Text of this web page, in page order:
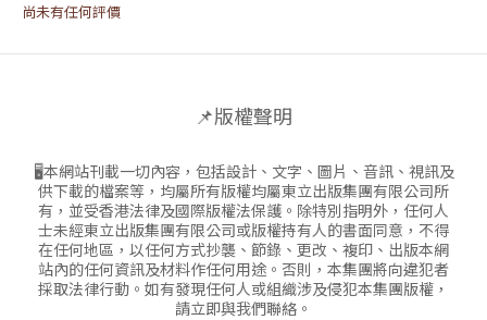
尚未有任何評價
📌版權聲明
🖥本網站刊載一切內容，包括設計、文字、圖片、音訊、視訊及
供下載的檔案等，均屬所有版權均屬東立出版集團有限公司所
有，並受香港法律及國際版權法保護。除特別指明外，任何人
士未經東立出版集團有限公司或版權持有人的書面同意，不得
在任何地區，以任何方式抄襲、節錄、更改、複印、出版本網
站內的任何資訊及材料作任何用途。否則，本集團將向違犯者
採取法律行動。如有發現任何人或組織涉及侵犯本集團版權，
請立即與我們聯絡。